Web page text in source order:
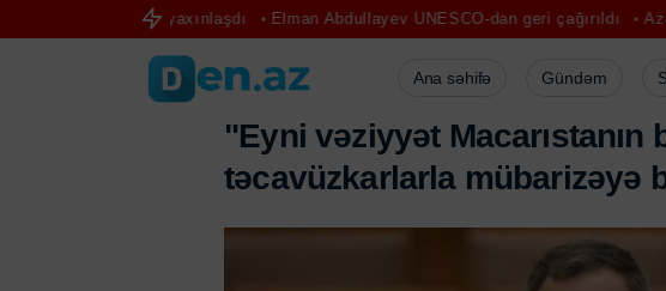
yaxınlaşdı Elman Abdullayev UNESCO-dan geri çağırıldı Azərbaycanda
Ana səhifə Gündəm
"Eyni vəziyyət Macarıstanın
təcavüzkarlarla mübarizəyə